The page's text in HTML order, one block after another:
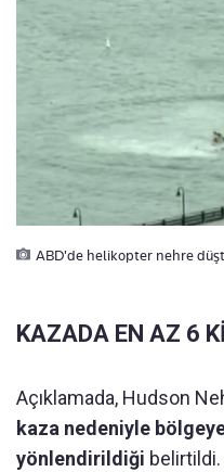
ABD'de helikopter nehre
KAZADA EN AZ 6
Açıklamada, Hudson
kaza nedeniyle
yönlendirildiği